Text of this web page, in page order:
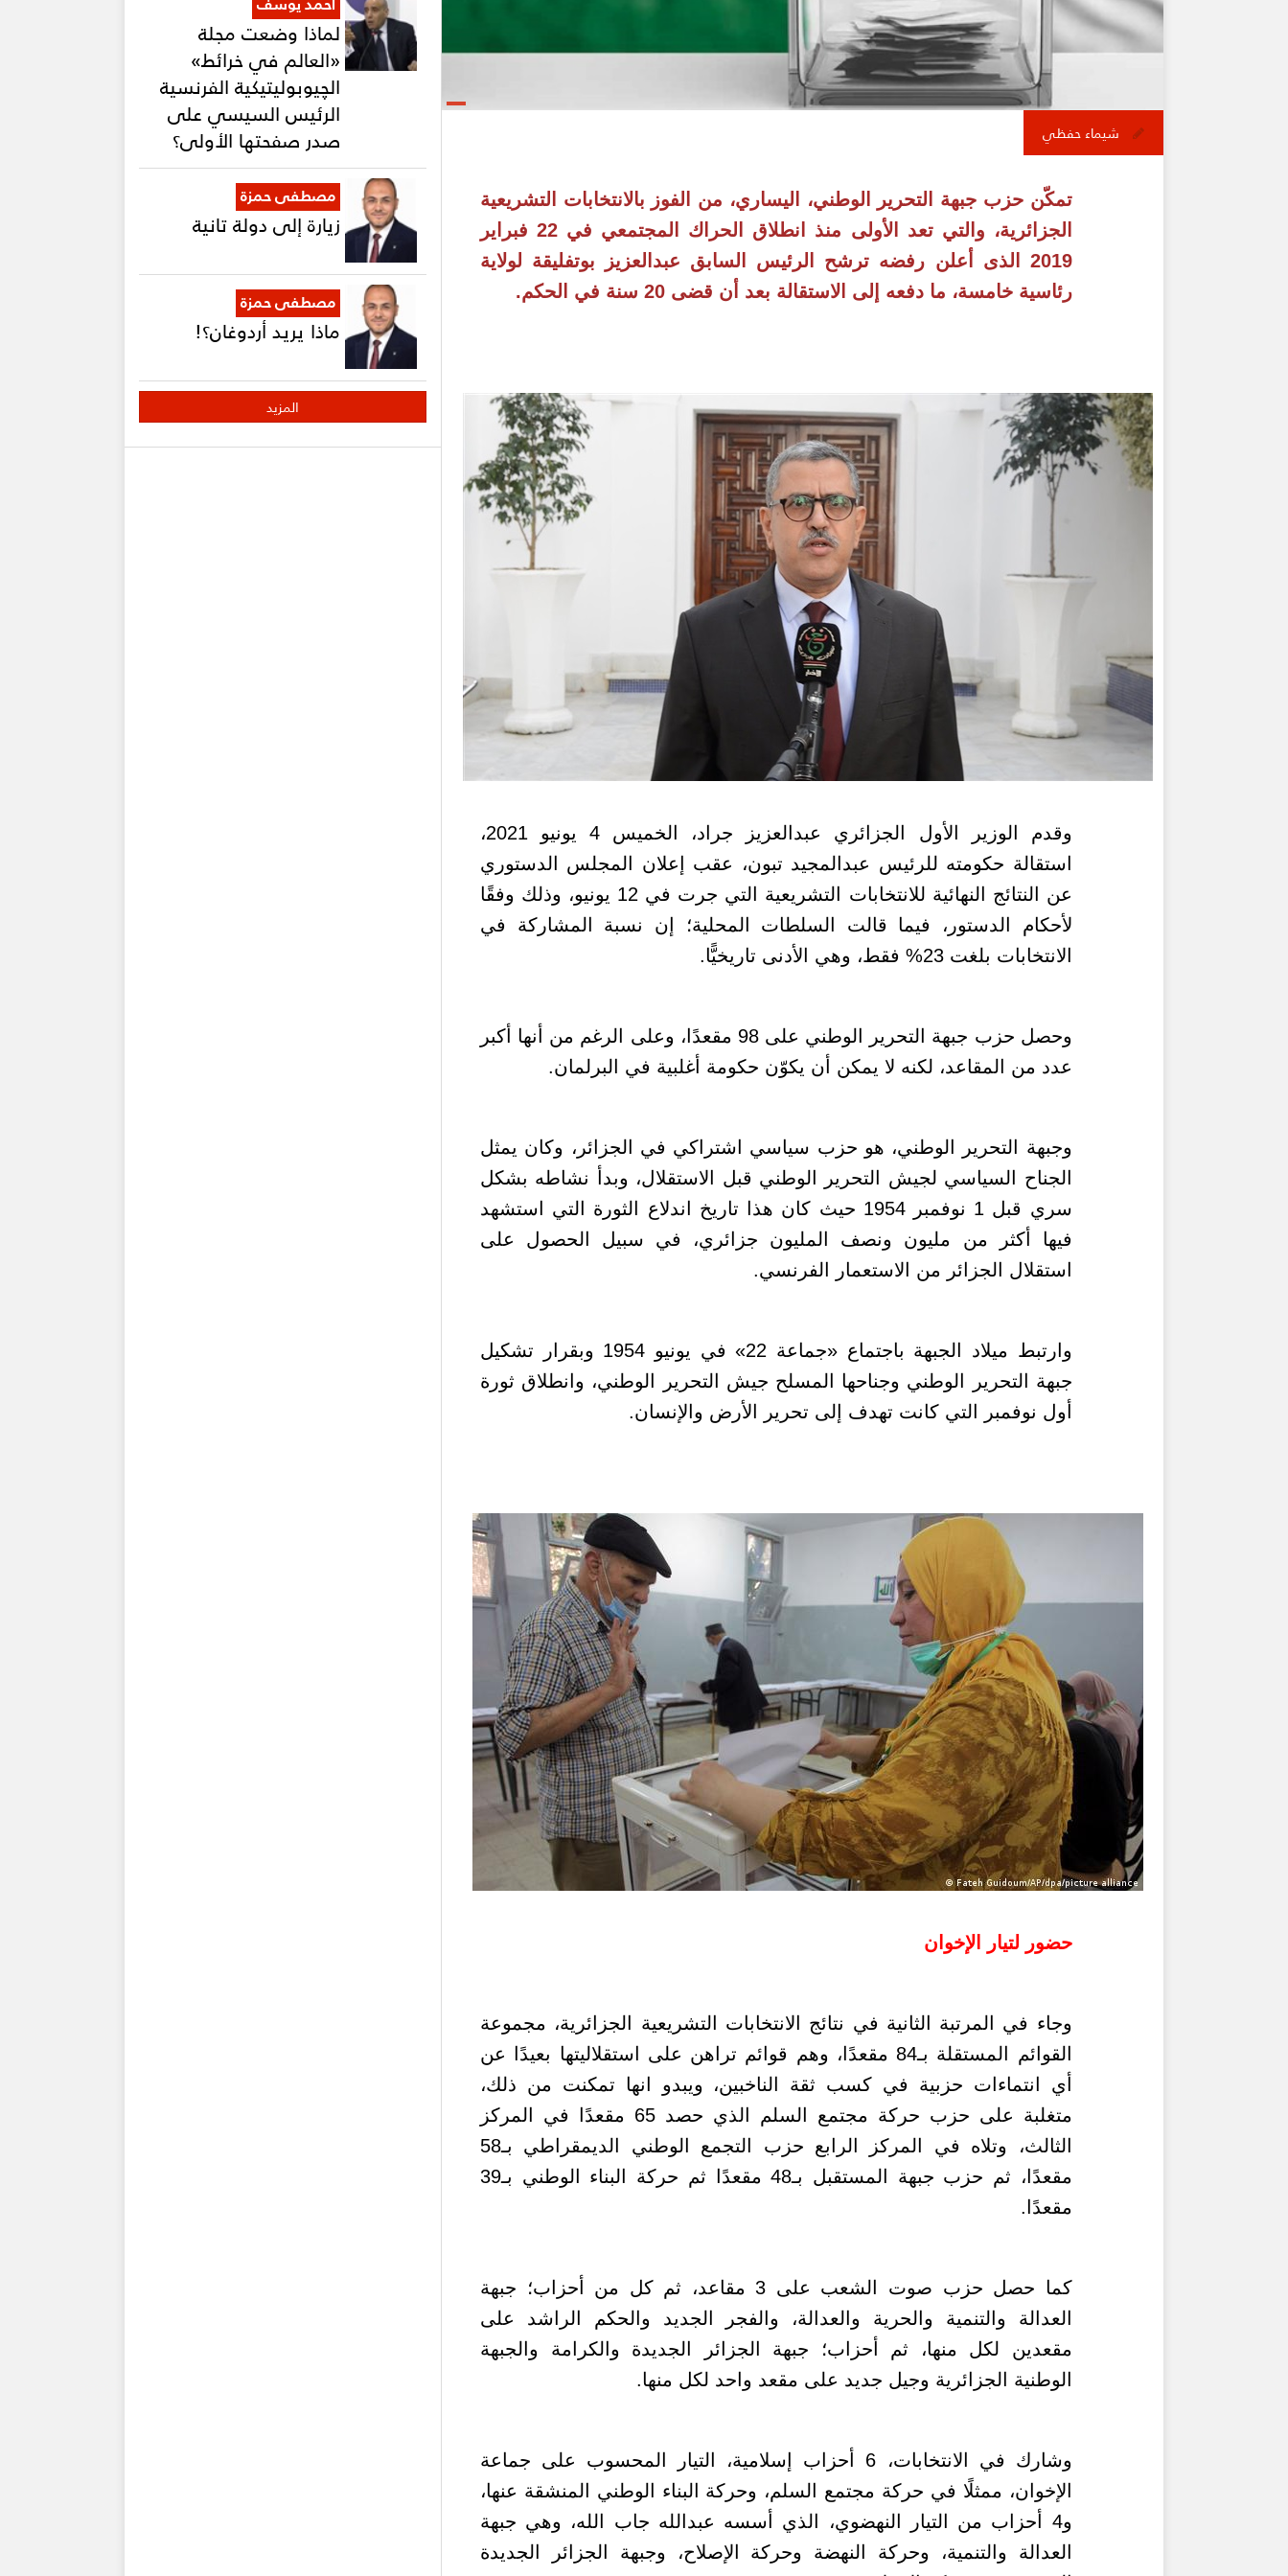
شيماء حفظي
تمكّن حزب جبهة التحرير الوطني، اليساري، من الفوز بالانتخابات التشريعية
الجزائرية، والتي تعد الأولى منذ انطلاق الحراك المجتمعي في 22 فبراير
2019 الذى أعلن رفضه ترشح الرئيس السابق عبدالعزيز بوتفليقة لولاية
رئاسية خامسة، ما دفعه إلى الاستقالة بعد أن قضى 20 سنة في الحكم.
وقدم الوزير الأول الجزائري عبدالعزيز جراد، الخميس 4 يونيو 2021،
استقالة حكومته للرئيس عبدالمجيد تبون، عقب إعلان المجلس الدستوري
عن النتائج النهائية للانتخابات التشريعية التي جرت في 12 يونيو، وذلك وفقًا
لأحكام الدستور،
فيما قالت السلطات المحلية؛ إن نسبة المشاركة في
الانتخابات بلغت 23% فقط، وهي الأدنى تاريخيًّا
.
وحصل حزب جبهة التحرير الوطني على 98 مقعدًا، وعلى الرغم من أنها أكبر
عدد من المقاعد، لكنه لا يمكن أن يكوّن حكومة أغلبية في البرلمان.
وجبهة التحرير الوطني، هو حزب سياسي اشتراكي في الجزائر، وكان يمثل
الجناح السياسي لجيش التحرير الوطني قبل الاستقلال، وبدأ نشاطه بشكل
سري قبل 1 نوفمبر 1954 حيث كان هذا تاريخ اندلاع الثورة التي استشهد
فيها أكثر من مليون ونصف المليون جزائري، في سبيل الحصول على
استقلال الجزائر من الاستعمار الفرنسي.
وارتبط ميلاد الجبهة باجتماع «جماعة 22» في يونيو 1954 وبقرار تشكيل
جبهة التحرير الوطني وجناحها المسلح جيش التحرير الوطني، وانطلاق ثورة
أول نوفمبر التي كانت تهدف إلى تحرير الأرض والإنسان.
حضور لتيار الإخوان
وجاء في المرتبة الثانية في نتائج الانتخابات التشريعية الجزائرية، مجموعة
القوائم المستقلة بـ84 مقعدًا، وهم قوائم تراهن على استقلاليتها بعيدًا عن
أي انتماءات حزبية في كسب ثقة الناخبين، ويبدو انها تمكنت من ذلك،
متغلبة على حزب حركة مجتمع السلم الذي حصد 65 مقعدًا في المركز
الثالث، وتلاه في المركز الرابع حزب التجمع الوطني الديمقراطي بـ58
مقعدًا، ثم حزب جبهة المستقبل بـ48 مقعدًا ثم حركة البناء الوطني بـ39
مقعدًا .
كما حصل حزب صوت الشعب على 3 مقاعد، ثم كل من أحزاب؛ جبهة
العدالة والتنمية والحرية والعدالة، والفجر الجديد والحكم الراشد على
مقعدين لكل منها، ثم أحزاب؛ جبهة الجزائر الجديدة والكرامة والجبهة
الوطنية الجزائرية وجيل جديد على مقعد واحد لكل منها.
وشارك في الانتخابات، 6 أحزاب إسلامية، التيار المحسوب على جماعة
الإخوان، ممثلًا في حركة مجتمع السلم، وحركة البناء الوطني المنشقة عنها،
و4 أحزاب من التيار النهضوي، الذي أسسه عبدالله جاب الله، وهي جبهة
العدالة والتنمية، وحركة النهضة وحركة الإصلاح، وجبهة الجزائر الجديدة
لماذا وضعت مجلة
«العالم في خرائط»
الچيوبوليتيكية الفرنسية
الرئيس السيسي على
صدر صفحتها الأولى؟
مصطفى حمزة
زيارة إلى دولة تانية
مصطفى حمزة
ماذا يريد أردوغان؟!
المزيد